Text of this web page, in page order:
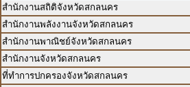
สำนักงานสถิติจังหวัดสกลนคร
สำนักงานพลังงานจังหวัดสกลนคร
สำนักงานพาณิชย์จังหวัดสกลนคร
สำนักงานจังหวัดสกลนคร
ที่ทำการปกครองจังหวัดสกลนคร